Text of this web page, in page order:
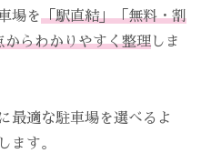
場を「駅直結」「無料・割
らわかりやすく整理しま
最適な駐車場を選べるよ
ます。